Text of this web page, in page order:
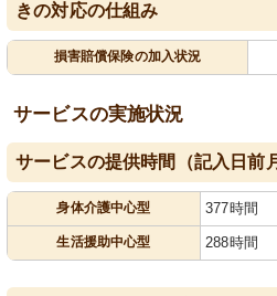
きの対応の仕組み
損害賠償保険の加入状況
サービスの実施状況
サービスの提供時間（記入日前
身体介護中心型 377時間
生活援助中心型 288時間